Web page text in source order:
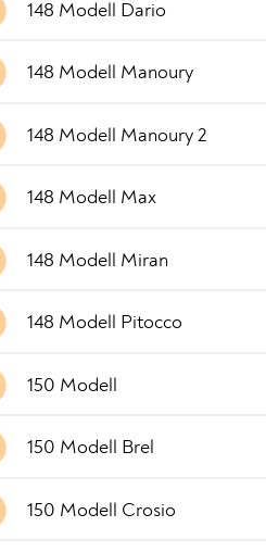
148 Modell Dario
148 Modell Manoury
148 Modell Manoury 2
148 Modell Max
148 Modell Miran
148 Modell Pitocco
150 Modell
150 Modell Brel
150 Modell Crosio